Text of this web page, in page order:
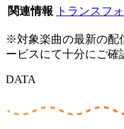
関連情報
トランスフ
※対象楽曲の最新の配
ービスにて十分にご確
DATA